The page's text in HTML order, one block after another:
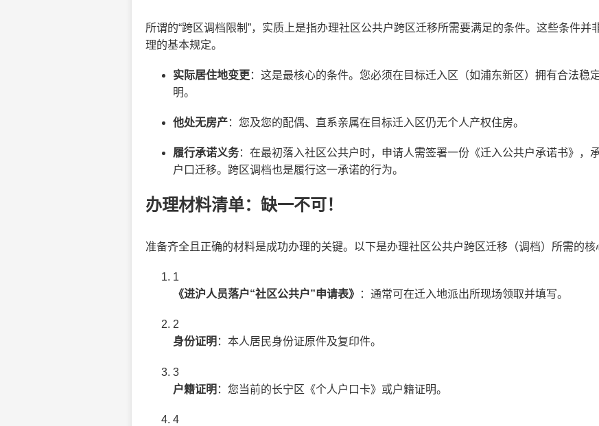
所谓的“跨区调档限制”，实质上是指办理社区公共户跨区迁移所需要满足的条件。这些条件并
理的基本规定。
实际居住地变更 ：这是最核心的条件。您必须在目标迁入区（如浦东新区）拥有合法稳
明。
他处无房产：您及您的配偶、直系亲属在目标迁入区仍无个人产权住房。
履行承诺义务：在最初落入社区公共户时，申请人需签署一份《迁入公共户承诺书》，
户口迁移。跨区调档也是履行这一承诺的行为。
办理材料清单：缺一不可！
准备齐全且正确的材料是成功办理的关键。以下是办理社区公共户跨区迁移（调档）所需的核
1
《进沪人员落户“社区公共户”申请表》
：通常可在迁入地派出所现场领取并填写。
2
身份证明 ：本人居民身份证原件及复印件。
3
户籍证明 ：您当前的长宁区《个人户口卡》或户籍证明。
4